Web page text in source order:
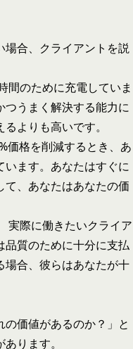
場合、クライアントを説
間のために充電していま
うまく解決する能力に
よりも高いです。
価格を削減するとき、あ
ます。あなたはすぐに
、あなたはあなたの価
実際に働きたいクライア
品質のために十分に支払
場合、彼らはあなたが十
価値があるのか？」と
ります。